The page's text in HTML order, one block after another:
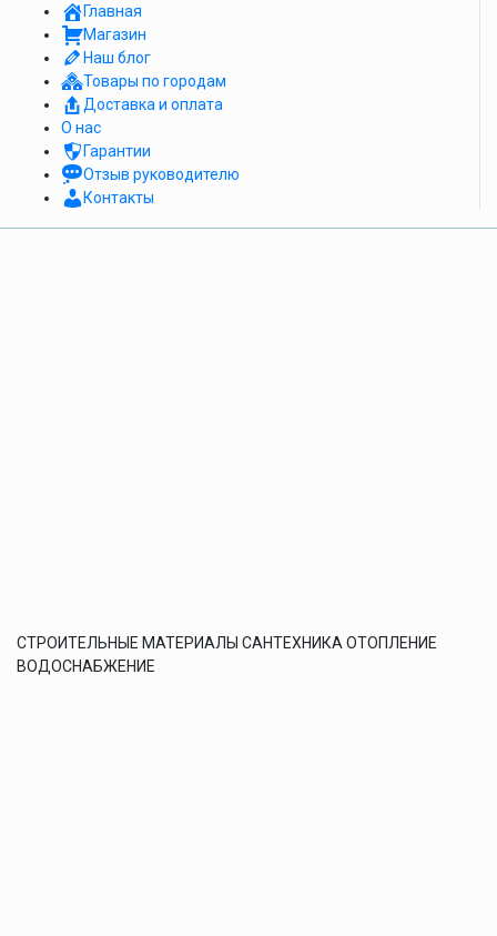
Главная
Магазин
Наш блог
Товары по городам
Доставка и оплата
О нас
Гарантии
Отзыв руководителю
Контакты
СТРОИТЕЛЬНЫЕ МАТЕРИАЛЫ САНТЕХНИКА ОТОПЛЕНИЕ
ВОДОСНАБЖЕНИЕ